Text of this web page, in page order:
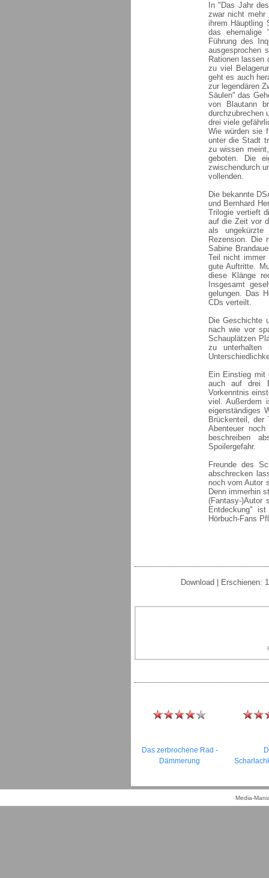
In "Das Jahr
zwar nicht mehr
ihrem Häuptling
das ehemalige
Führung des
ausgesprochen
Rationen
zu viel
geht es auch
zur legendären
Säulen" das
von Blautann
durchzubrechen
drei viele
Wie würden sie
unter die Stadt
zu wissen
geboten. Die
zwischendurch
vollenden.
Die bekannte
und Bernhard
Trilogie vertieft
auf die Zeit vor
als
Rezension. Die
Sabine
Teil nicht immer
gute Auftritte.
diese Klänge
Insgesamt
gelungen. Das
CDs verteilt.
Die Geschichte
nach wie vor
Schauplätzen
zu
Ein Einstieg mit
auch auf drei
Vorkenntnis
viel. Außerdem
eigenständiges
Brückenteil, der
Abenteuer
beschreiben
Spoilergefahr.
Freunde des
abschrecken
noch vom Autor
Denn immerhin
(Fantasy-)Autor
Entdeckung"
Hörbuch-Fans
Download | Erschienen:
Das zerbrochene Rad -
Dämmerung
Media-